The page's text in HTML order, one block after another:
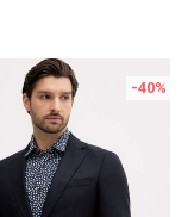
-40%